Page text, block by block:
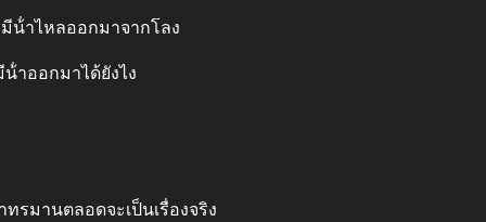
น้ําไหลออกมาจากโลง
าออกมาได้ยังไง
รมานตลอดจะเป็นเรื่องจริง